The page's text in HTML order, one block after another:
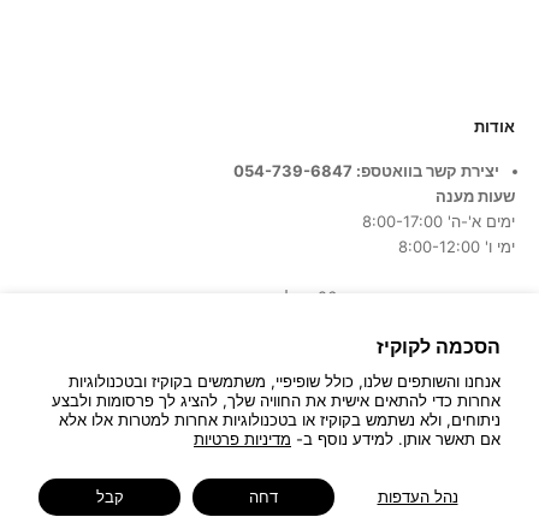
הסכמה לקוקיז
אנחנו והשותפים שלנו, כולל שופיפיי, משתמשים בקוקיז ובטכנולוגיות
אחרות כדי להתאים אישית את החוויה שלך, להציג לך פרסומות ולבצע
ניתוחים, ולא נשתמש בקוקיז או בטכנולוגיות אחרות למטרות אלו אלא
אם תאשר אותן. למידע נוסף ב- מדיניות פרטיות
נהל העדפות קבל דחה
אודות
יצירת קשר בוואטספ: 054-739-6847
שעות מענה
ימים א'-ה' 8:00-17:00
ימי ו' 8:00-12:00
© 2026 - Bau Decor